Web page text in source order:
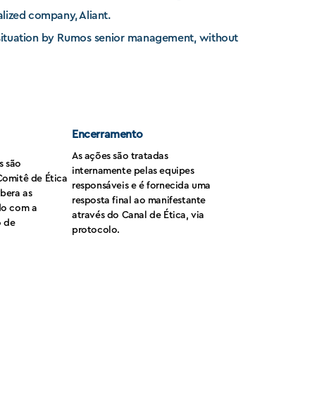
company, Aliant.
by Rumos senior management, without
são
de Ética
as
com a
de
Encerramento
As ações são tratadas
internamente pelas equipes
responsáveis e é fornecida uma
resposta final ao manifestante
através do Canal de Ética, via
protocolo.